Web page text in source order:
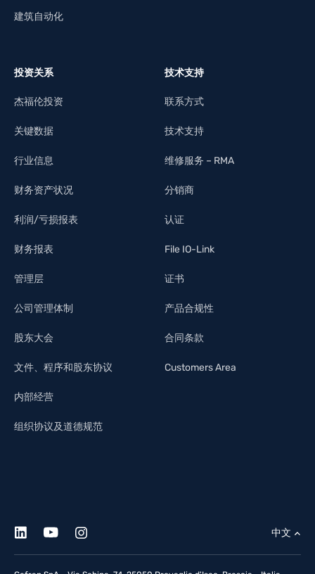
建筑自动化
投资关系
杰福伦投资
关键数据
行业信息
财务资产状况
利润/亏损报表
财务报表
管理层
公司管理体制
股东大会
文件、程序和股东协议
内部经营
组织协议及道德规范
技术支持
联系方式
技术支持
维修服务 – RMA
分销商
认证
File IO-Link
证书
产品合规性
合同条款
Customers Area
中文